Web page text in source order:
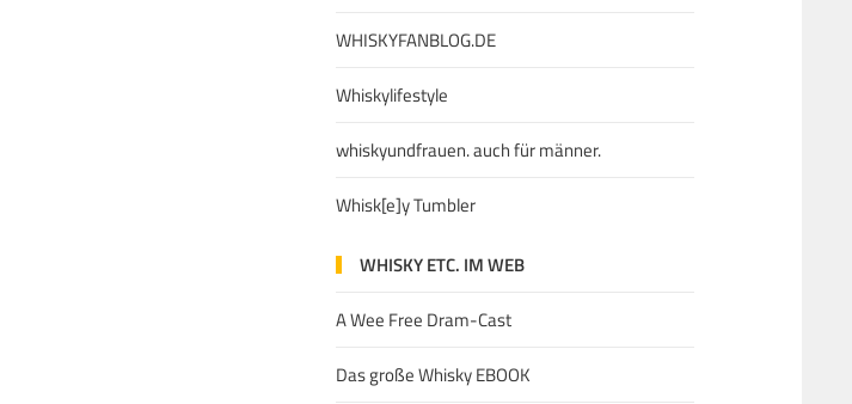
WHISKYFANBLOG.DE
Whiskylifestyle
whiskyundfrauen. auch für männer.
Whisk[e]y Tumbler
WHISKY ETC. IM WEB
A Wee Free Dram-Cast
Das große Whisky EBOOK